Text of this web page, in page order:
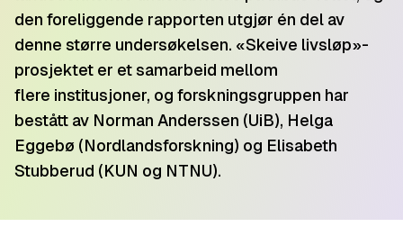
den foreliggende rapporten utgjør én del av
denne større undersøkelsen. «Skeive livsløp»-
prosjektet er et samarbeid mellom
flere institusjoner, og forskningsgruppen har
bestått av Norman Anderssen (UiB), Helga
Eggebø (Nordlandsforskning) og Elisabeth
Stubberud (KUN og NTNU).